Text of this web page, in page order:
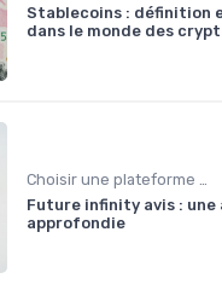
Stablecoins : définition
dans le monde des
Future infinity avis : une
approfondie